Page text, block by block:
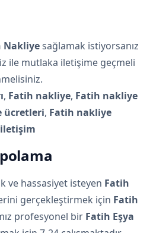
Nakliyesağlamak istiyorsanız
ile mutlaka iletişime geçmeli
, Fatih nakliye, Fatih nakliye
ücretleri, Fatih nakliye
ve hassasiyet isteyen Fatih
gerçekleştirmek için Fatih
profesyonel bir Fatih Eşya